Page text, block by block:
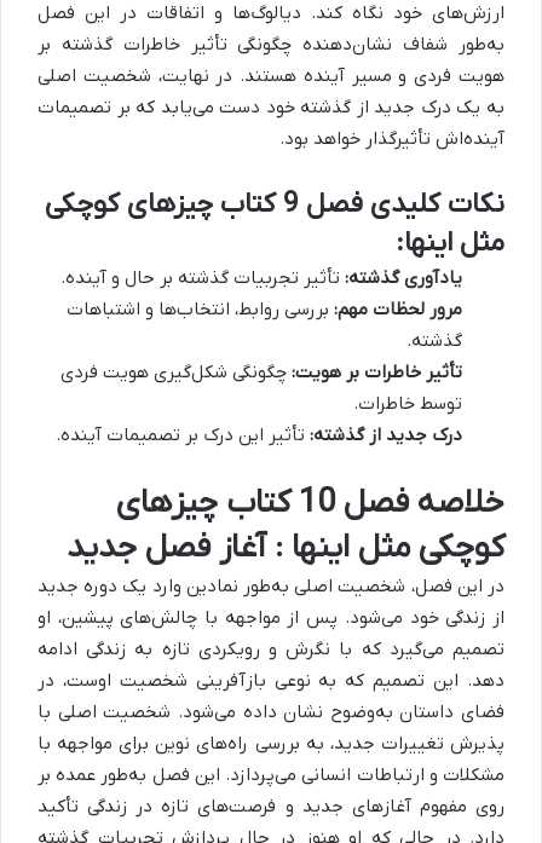
ارزش‌های خود نگاه کند. دیالوگ‌ها و اتفاقات در این فصل
به‌طور شفاف نشان‌دهنده چگونگی تأثیر خاطرات گذشته بر
هویت فردی و مسیر آینده هستند. در نهایت، شخصیت اصلی
به یک درک جدید از گذشته خود دست می‌یابد که بر تصمیمات
آینده‌اش تأثیرگذار خواهد بود.
نکات کلیدی فصل 9 کتاب چیزهای کوچکی
مثل اینها:
یادآوری گذشته: تأثیر تجربیات گذشته بر حال و آینده.
مرور لحظات مهم: بررسی روابط، انتخاب‌ها و اشتباهات
گذشته.
تأثیر خاطرات بر هویت: چگونگی شکل‌گیری هویت فردی
توسط خاطرات.
درک جدید از گذشته: تأثیر این درک بر تصمیمات آینده.
خلاصه فصل 10 کتاب چیزهای
کوچکی مثل اینها : آغاز فصل جدید
در این فصل، شخصیت اصلی به‌طور نمادین وارد یک دوره جدید
از زندگی خود می‌شود. پس از مواجهه با چالش‌های پیشین، او
تصمیم می‌گیرد که با نگرش و رویکردی تازه به زندگی ادامه
دهد. این تصمیم که به نوعی بازآفرینی شخصیت اوست، در
فضای داستان به‌وضوح نشان داده می‌شود. شخصیت اصلی با
پذیرش تغییرات جدید، به بررسی راه‌های نوین برای مواجهه با
مشکلات و ارتباطات انسانی می‌پردازد. این فصل به‌طور عمده بر
روی مفهوم آغازهای جدید و فرصت‌های تازه در زندگی تأکید